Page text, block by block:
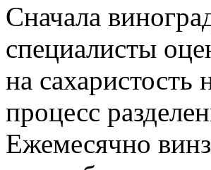
Сначала
специалисты
на сахаристость
процесс
Ежемесячно